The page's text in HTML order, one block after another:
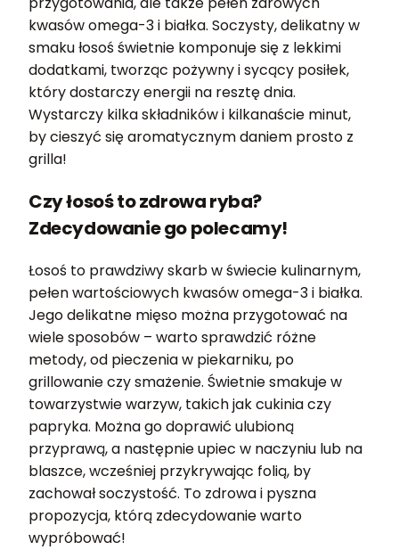
kwasów omega-3 i białka. Soczysty, delikatny w
smaku łosoś świetnie komponuje się z lekkimi
dodatkami, tworząc pożywny i sycący posiłek,
który dostarczy energii na resztę dnia.
Wystarczy kilka składników i kilkanaście minut,
by cieszyć się aromatycznym daniem prosto z
grilla!
Czy łosoś to zdrowa ryba?
Zdecydowanie go polecamy!
Łosoś to prawdziwy skarb w świecie kulinarnym,
pełen wartościowych kwasów omega-3 i białka.
Jego delikatne mięso można przygotować na
wiele sposobów – warto sprawdzić różne
metody, od pieczenia w piekarniku, po
grillowanie czy smażenie. Świetnie smakuje w
towarzystwie warzyw, takich jak cukinia czy
papryka. Można go doprawić ulubioną
przyprawą, a następnie upiec w naczyniu lub na
blaszce, wcześniej przykrywając folią, by
zachował soczystość. To zdrowa i pyszna
propozycja, którą zdecydowanie warto
wypróbować!